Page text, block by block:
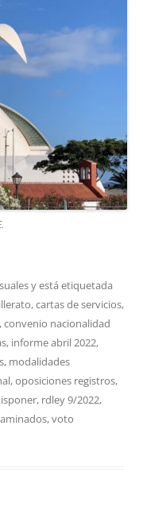
y está etiquetada
,cartas de servicios,
,convenio nacionalidad
, informe abril 2022,
, modalidades
,oposiciones registros,
, rdley 9/2022,
,voto